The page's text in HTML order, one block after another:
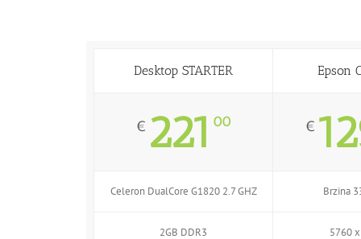
Desktop STARTER
€ 221 00
Celeron DualCore G1820 2.7 GHZ
2GB DDR3
Epson
€
Brzina
5760